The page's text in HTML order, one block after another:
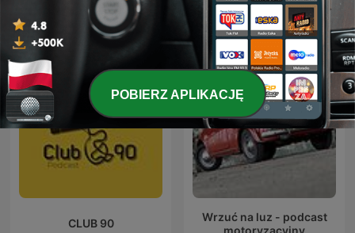
Nosel wkręca Z Nowickim Po Drodze
CLUB 90
Wrzuć na luz - podcast
motoryzacyjny
POBIERZ APLIKACJĘ